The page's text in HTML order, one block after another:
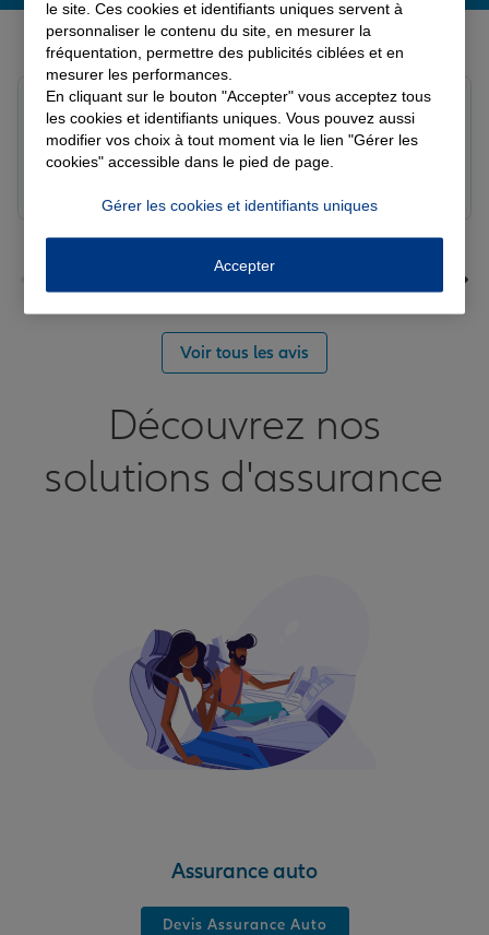
Derniers avis de nos agences Allianz
Note de 5 sur 5
Le 09/08/2026 - Agence LANGRES-SAINT GEOSMES
Très bonne agence. Notre conseillère Laura est
Fanny B.
Voir tous les avis
Découvrez nos
solutions d'assurance
Assurance auto
Devis Assurance Auto
le site. Ces cookies et identifiants uniques servent à
personnaliser le contenu du site, en mesurer la
fréquentation, permettre des publicités ciblées et en
mesurer les performances.
En cliquant sur le bouton "Accepter" vous acceptez tous
les cookies et identifiants uniques. Vous pouvez aussi
modifier vos choix à tout moment via le lien "Gérer les
cookies" accessible dans le pied de page.
Gérer les cookies et identifiants uniques
Accepter